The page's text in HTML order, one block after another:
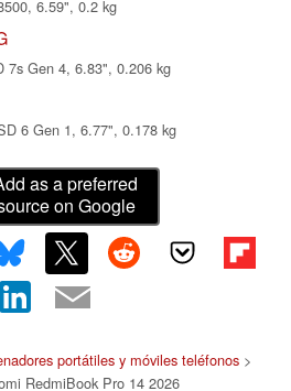
6.59", 0.2 kg
7s Gen 4, 6.83", 0.206 kg
6 Gen 1, 6.77", 0.178 kg
as a preferred
on Google
portátiles y móviles teléfonos >
RedmiBook Pro 14 2026